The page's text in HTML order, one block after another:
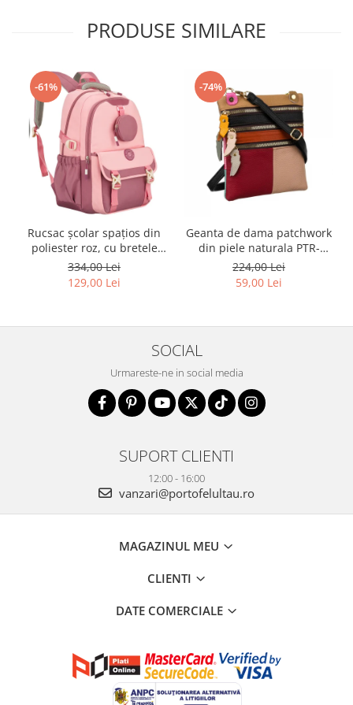
PRODUSE SIMILARE
-61%
Rucsac școlar spațios din
poliester roz, cu bretele
reglabile - Peterson PTR-
PTN 8610-1327 PINK
334,00 Lei
129,00 Lei
-74%
Geanta de dama patchwork
din piele naturala PTR-
1718-SKL-6922 MULTI
224,00 Lei
59,00 Lei
SOCIAL
Urmareste-ne in social media
SUPORT CLIENTI
12:00 - 16:00
vanzari@portofelultau.ro
MAGAZINUL MEU
CLIENTI
DATE COMERCIALE